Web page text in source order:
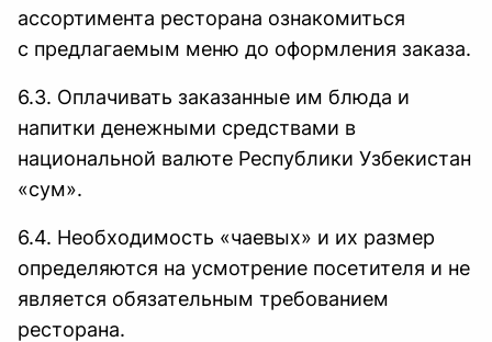
ассортимента ресторана ознакомиться
с предлагаемым меню до оформления заказа.
6.3. Оплачивать заказанные им блюда и
напитки денежными средствами в
национальной валюте Республики Узбекистан
«сум».
6.4. Необходимость «чаевых» и их размер
определяются на усмотрение посетителя и не
является обязательным требованием
ресторана.